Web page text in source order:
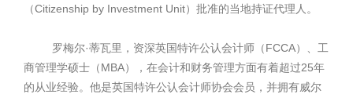
（Citizenship by Investment Unit）批准的当地持证代理人。
罗梅尔·蒂瓦里，资深英国特许公认会计师（FCCA）、工
商管理学硕士（MBA），在会计和财务管理方面有着超过25年
的从业经验。他是英国特许公认会计师协会会员，并拥有威尔